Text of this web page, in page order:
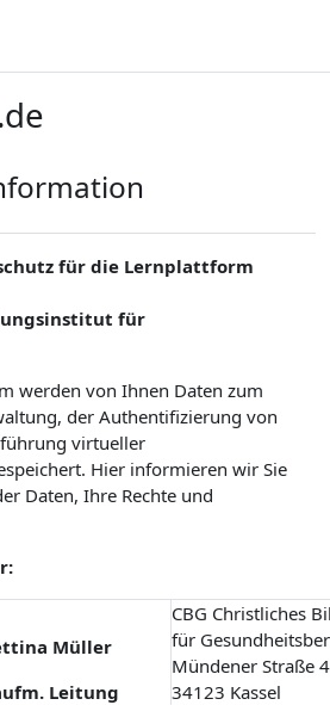
für die Lernplattform
für
werden von Ihnen Daten zum
der Authentifizierung von
virtueller
Hier informieren wir Sie
Daten, Ihre Rechte und
Müller
Leitung
CBG Christliches
für
Mündener Straße
34123 Kassel